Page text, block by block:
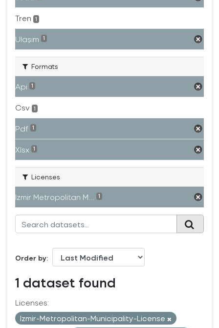
Tren 1
Ulaşım 1
Formats
Api 1
Csv 1
Pdf 1
Xlsx 1
Licenses
Izmir Metropolitan M... 1
Order by
1 dataset found
Licenses:
Izmir-Metropolitan-Municipality-License